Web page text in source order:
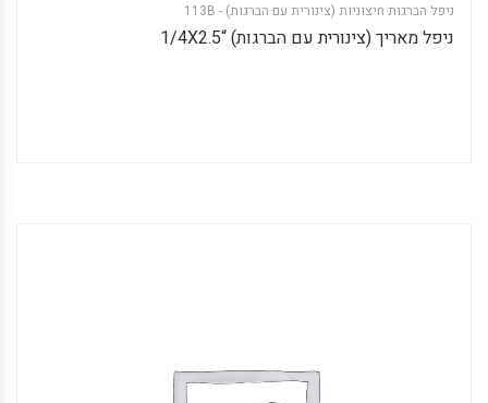
ניפל הברגות חיצוניות (צינורית עם הברגות) - 113B
ניפל מאריך (צינורית עם הברגות) “1/4X2.5